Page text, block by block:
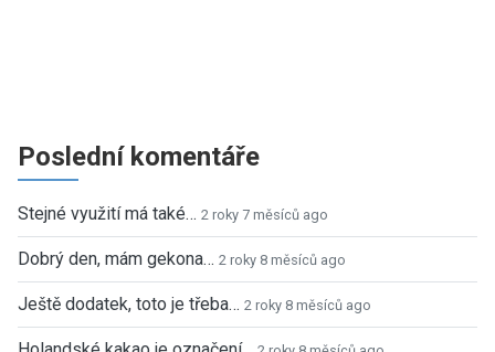
Poslední komentáře
Stejné využití má také… 2 roky 7 měsíců ago
Dobrý den, mám gekona… 2 roky 8 měsíců ago
Ještě dodatek, toto je třeba… 2 roky 8 měsíců ago